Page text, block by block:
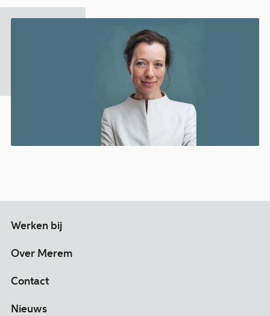
Werken bij
Over Merem
Contact
Nieuws